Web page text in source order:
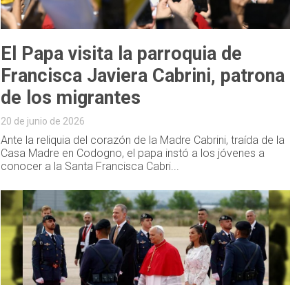
El Papa visita la parroquia de
Francisca Javiera Cabrini, patrona
de los migrantes
20 de junio de 2026
Ante la reliquia del corazón de la Madre Cabrini, traída de la
Casa Madre en Codogno, el papa instó a los jóvenes a
conocer a la Santa Francisca Cabri...